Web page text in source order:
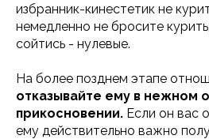
избранник-кинестетик не
немедленно не бросите
сойтись - нулевые.
На более позднем этапе
отказывайте ему в нежном
прикосновении. Если он вас
ему действительно важно